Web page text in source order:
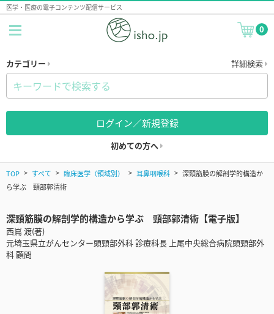
医学・医療の電子コンテンツ配信サービス
0
カテゴリー 詳細検索
ログイン／新規登録
初めての方へ
TOP すべて 臨床医学（領域別） 耳鼻咽喉科
深頸筋膜の解剖学的構造か
ら学ぶ 頸部郭清術
深頸筋膜の解剖学的構造から学ぶ 頸部郭清術【電子版】
西嶌 渡(著)
元埼玉県立がんセンター頭頸部外科 診療科長 上尾中央総合病院頭頸部外
科 顧問